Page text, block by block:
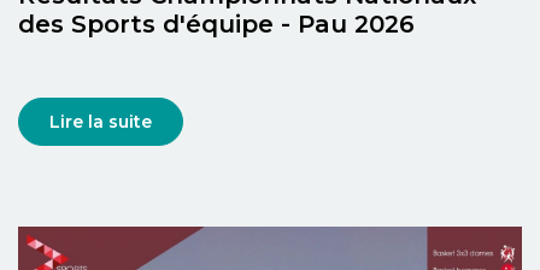
des Sports d'équipe - Pau 2026
Lire la suite